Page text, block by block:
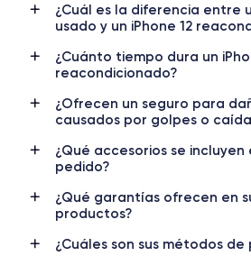
Lanzamiento
13/10/2020
Sist.
iOS
Dimensiones
OLED 6.1 pulgadas 1170 x
4 GB
Nombre CPU Núm.
¿Cuál es la diferencia entre
usado y un iPhone 12
¿Cuánto tiempo dura un
reacondicionado?
¿Ofrecen un seguro para
causados por golpes o
¿Qué accesorios se incluyen
pedido?
¿Qué garantías ofrecen en
productos?
¿Cuáles son sus métodos de